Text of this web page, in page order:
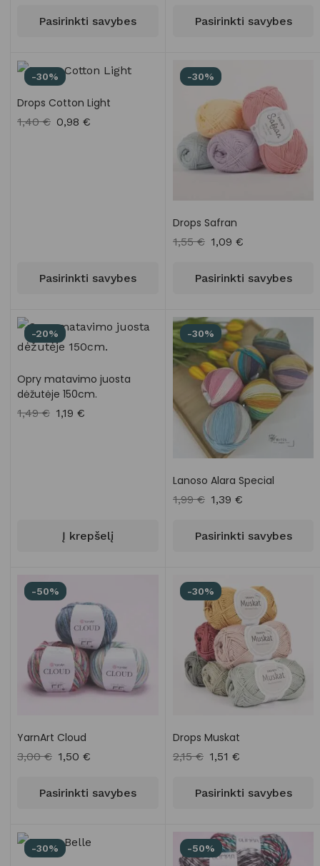
Pasirinkti savybes Pasirinkti savybes
-30%
Drops Cotton Light
1,40€ 0,98 €
Pasirinkti savybes
-30%
Drops Safran
1,55€ 1,09 €
Pasirinkti savybes
-20%
Opry matavimo juosta
dėžutėje 150cm.
1,49€ 1,19 €
Į krepšelį
-30%
Lanoso Alara Special
1,99€ 1,39 €
Pasirinkti savybes
-50%
YarnArt Cloud
3,00€ 1,50 €
Pasirinkti savybes
-30%
Drops Muskat
2,15€ 1,51 €
Pasirinkti savybes
-30% -50%